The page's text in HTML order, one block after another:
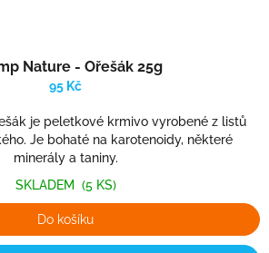
Nature - Ořešák 25g
95 Kč
je peletkové krmivo vyrobené z listů
Je bohaté na karotenoidy, některé
minerály a taniny.
SKLADEM (5 KS)
Do košíku